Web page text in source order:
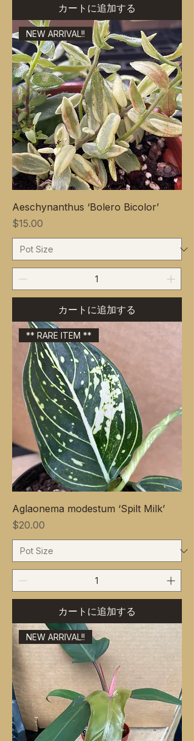
カートに追加する
NEW ARRIVAL!!
Aeschynanthus ‘Bolero Bicolor’
価格
$15.00
カートに追加する
** RARE ITEM **
Aglaonema modestum ‘Spilt Milk’
価格
$20.00
カートに追加する
NEW ARRIVAL!!